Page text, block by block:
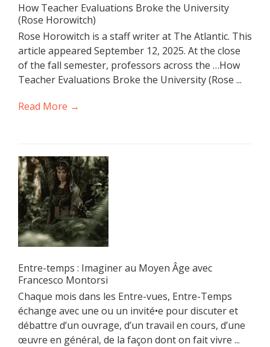
How Teacher Evaluations Broke the University
(Rose Horowitch)
Rose Horowitch is a staff writer at The Atlantic. This
article appeared September 12, 2025. At the close
of the fall semester, professors across the …How
Teacher Evaluations Broke the University (Rose ...
Read More →
Entre-temps : Imaginer au Moyen Âge avec
Francesco Montorsi
Chaque mois dans les Entre-vues, Entre-Temps
échange avec une ou un invité•e pour discuter et
débattre d’un ouvrage, d’un travail en cours, d’une
œuvre en général, de la façon dont on fait vivre ...